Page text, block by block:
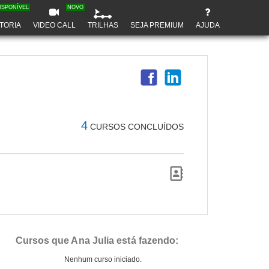
VIDEO CALL
NOVO
TRILHAS SEJA PREMIUM AJUDA
4 CURSOS CONCLUÍDOS
Cursos que Ana Julia está fazendo:
Nenhum curso iniciado.